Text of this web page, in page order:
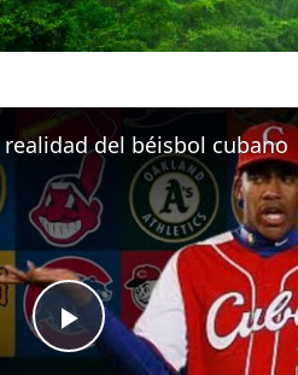
Play
del béisbol cubano